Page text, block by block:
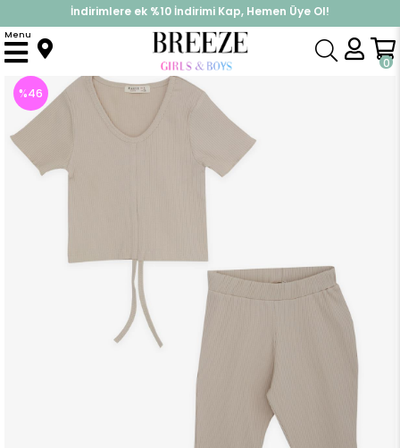
%30 Sepette Yaz İndirimi, Hemen Al!
İndirimlere ek %10 İndirimi Kap, Hemen Üye Ol!
0
Menu
Anasayfa Takımlar Tayt Takımı
%46
İndirim